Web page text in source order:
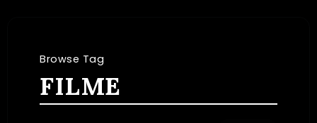
Browse Tag
FILME